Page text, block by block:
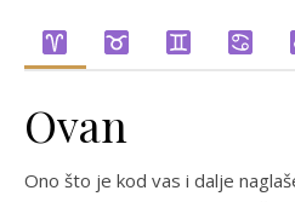
Ovan
Ono što je kod vas i dalje